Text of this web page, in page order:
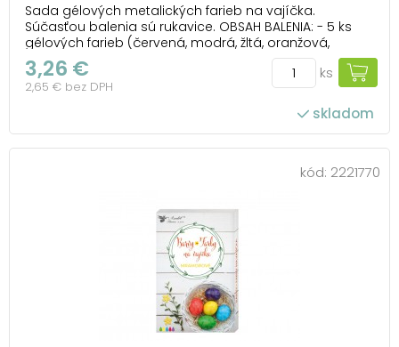
Sada gélových metalických farieb na vajíčka.
Súčasťou balenia sú rukavice. OBSAH BALENIA: - 5 ks
gélových farieb (červená, modrá, žltá, oranžová,
fialová) - rukavice NÁVOD: 1. Vajcia uvarte v osolenej
vode. 2. Farby pomocou nožníc oddeľte. Fľaštičky s
farbivom vložte do pohára s teplou ...
3,26 €
2,65 € bez DPH
ks
skladom
kód: 2221770